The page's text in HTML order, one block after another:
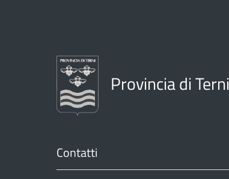
Provincia di Terni
Contatti